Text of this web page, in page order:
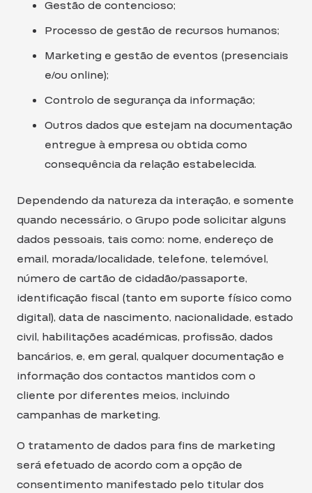
Gestão de contencioso;
Processo de gestão de recursos humanos;
Marketing e gestão de eventos (presenciais
e/ou online);
Controlo de segurança da informação;
Outros dados que estejam na documentação
entregue à empresa ou obtida como
consequência da relação estabelecida.
Dependendo da natureza da interação, e somente
quando necessário, o Grupo pode solicitar alguns
dados pessoais, tais como: nome, endereço de
email, morada/localidade, telefone, telemóvel,
número de cartão de cidadão/passaporte,
identificação fiscal (tanto em suporte físico como
digital), data de nascimento, nacionalidade, estado
civil, habilitações académicas, profissão, dados
bancários, e, em geral, qualquer documentação e
informação dos contactos mantidos com o
cliente por diferentes meios, incluindo
campanhas de marketing.
O tratamento de dados para fins de marketing
será efetuado de acordo com a opção de
consentimento manifestado pelo titular dos